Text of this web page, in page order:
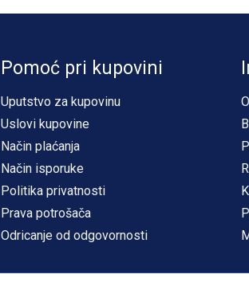
Pomoć pri kupovini
Uputstvo za kupovinu
Uslovi kupovine
Način plaćanja
Način isporuke
Politika privatnosti
Prava potrošača
Odricanje od odgovornosti